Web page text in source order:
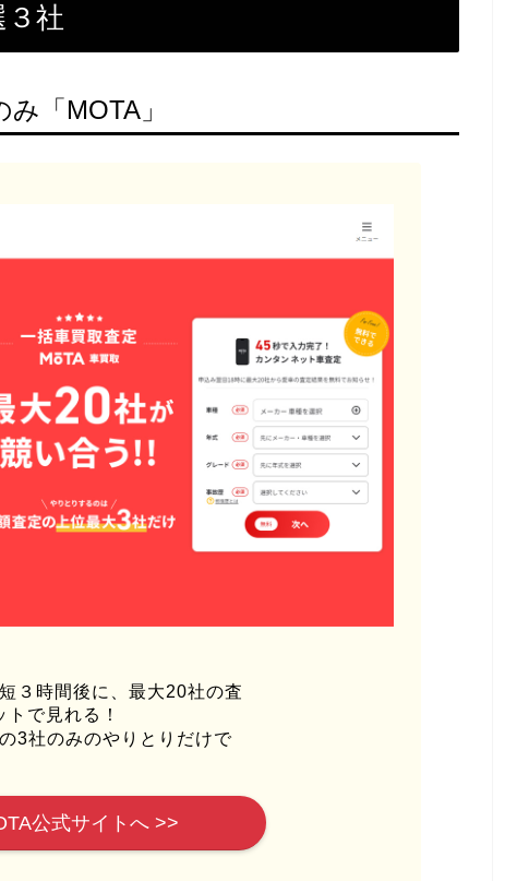
社
「MOTA」
３時間後に、最大20社の査
で見れる！
3社のみのやりとりだけで
公式サイトへ >>